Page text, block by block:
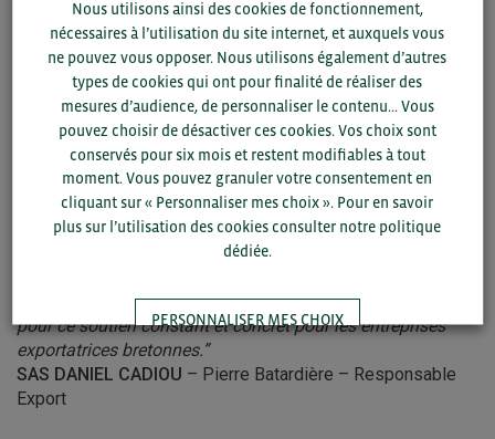
d’intégrer Suppliers from Bretagne. Un véritable outil de
développement dans notre processus
d’internationalisation.”
MORGERE S.A.S– Pascal Reverseau – Directeur
“Utilisateur de la vitrine Suppliers from Bretagne, nous
utilisons la notoriété très positive de la Bretagne pour nous
donner une visibilité nationale et surtout internationale
dans notre offre d’échalotes et autres alliums typiquement
intéressants de futurs clients. Bravo à BCI et à son équipe
pour ce soutien constant et concret pour les entreprises
exportatrices bretonnes.”
SAS DANIEL CADIOU – Pierre Batardière – Responsable
Export
Nous utilisons ainsi des cookies de fonctionnement,
nécessaires à l’utilisation du site internet, et auxquels vous
ne pouvez vous opposer. Nous utilisons également d’autres
types de cookies qui ont pour finalité de réaliser des
mesures d’audience, de personnaliser le contenu... Vous
pouvez choisir de désactiver ces cookies. Vos choix sont
conservés pour six mois et restent modifiables à tout
moment. Vous pouvez granuler votre consentement en
cliquant sur « Personnaliser mes choix ». Pour en savoir
plus sur l’utilisation des cookies consulter notre politique
dédiée.
PERSONNALISER MES CHOIX